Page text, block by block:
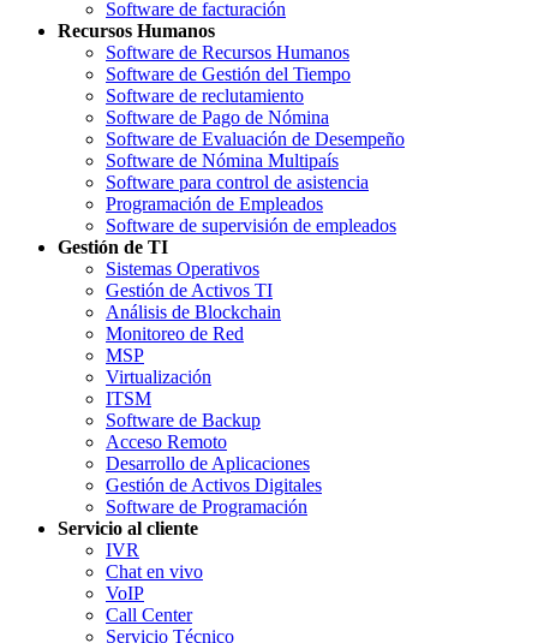
Software de facturación
Recursos Humanos
Software de Recursos Humanos
Software de Gestión del Tiempo
Software de reclutamiento
Software de Pago de Nómina
Software de Evaluación de Desempeño
Software de Nómina Multipaís
Software para control de asistencia
Programación de Empleados
Software de supervisión de empleados
Gestión de TI
Sistemas Operativos
Gestión de Activos TI
Análisis de Blockchain
Monitoreo de Red
MSP
Virtualización
ITSM
Software de Backup
Acceso Remoto
Desarrollo de Aplicaciones
Gestión de Activos Digitales
Software de Programación
Servicio al cliente
IVR
Chat en vivo
VoIP
Call Center
Servicio Técnico